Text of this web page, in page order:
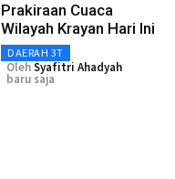
Prakiraan Cuaca
Wilayah Krayan Hari Ini
DAERAH 3T
OlehSyafitri Ahadyah
baru saja